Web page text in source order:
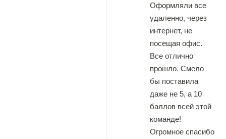
Оформляли все
удаленно, через
интернет, не
посещая офис.
Все отлично
прошло. Смело
бы поставила
даже не 5, а 10
баллов всей этой
команде!
Огромное спасибо